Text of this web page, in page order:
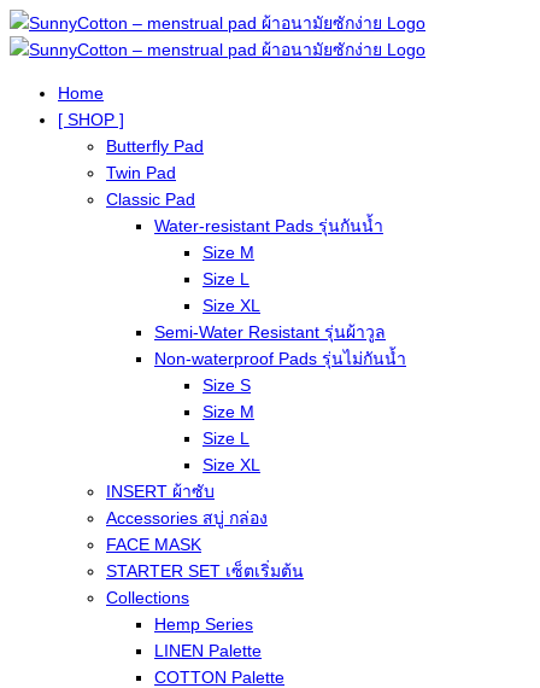
Home
[ SHOP ]
Butterfly Pad
Twin Pad
Classic Pad
Water-resistant Pads รุ่นกันน้ำ
Size M
Size L
Size XL
Semi-Water Resistant รุ่นผ้าวูล
Non-waterproof Pads รุ่นไม่กันน้ำ
Size S
Size M
Size L
Size XL
INSERT ผ้าซับ
Accessories สบู่ กล่อง
FACE MASK
STARTER SET เซ็ตเริ่มต้น
Collections
Hemp Series
LINEN Palette
COTTON Palette